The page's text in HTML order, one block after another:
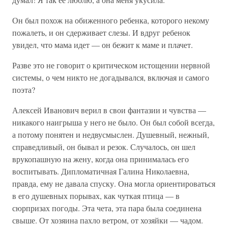
Он был похож на обиженного ребенка, которого некому
пожалеть, и он сдерживает слезы. И вдруг ребенок
увидел, что мама идет — он бежит к маме и плачет.
Разве это не говорит о критическом истощении нервной
системы, о чем никто не догадывался, включая и самого
поэта?
Алексей Иванович верил в свои фантазии и чувства —
никакого наигрыша у него не было. Он был собой всегда,
а потому понятен и недвусмыслен. Душевный, нежный,
справедливый, он бывал и резок. Случалось, он шел
врукопашную на жену, когда она принималась его
воспитывать. Дипломатичная Галина Николаевна,
правда, ему не давала спуску. Она могла ориентироваться
в его душевных порывах, как чуткая птица — в
сюрпризах погоды. Эта чета, эта пара была соединена
свыше. От хозяина пахло ветром, от хозяйки — чадом.